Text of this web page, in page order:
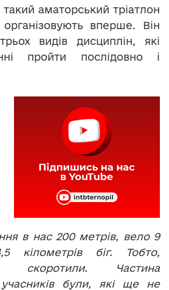
аматорський тріатлон
вперше. Він
видів дисциплін, які
пройти послідовно і
в нас 200 метрів, вело 9
кілометрів біг. Тобто,
скоротили. Частина
учасників були, які ще не